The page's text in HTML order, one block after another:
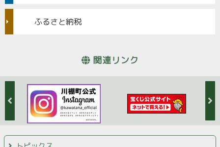
ふるさと納税
関連リンク